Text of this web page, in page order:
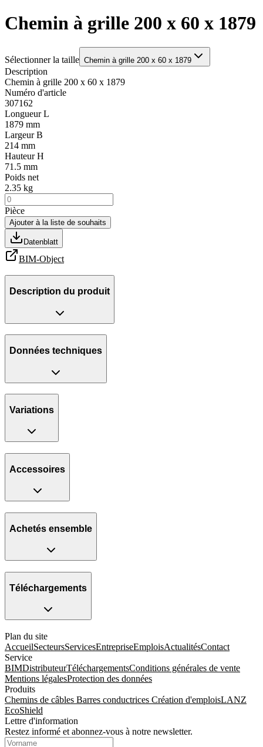
Chemin à grille 200 x 60 x 1879
Sélectionner la taille Chemin à grille 200 x 60 x 1879
Description
Chemin à grille 200 x 60 x 1879
Numéro d'article
307162
Longueur L
1879 mm
Largeur B
214 mm
Hauteur H
71.5 mm
Poids net
2.35 kg
Pièce
Ajouter à la liste de souhaits
Datenblatt
BIM-Object
Description du produit
Données techniques
Variations
Accessoires
Achetés ensemble
Téléchargements
Plan du site
AccueilSecteursServicesEntrepriseEmploisActualitésContact
Service
BIMDistributeurTéléchargementsConditions générales de vente
Mentions légalesProtection des données
Produits
Chemins de câbles Barres conductrices Création d'emploisLANZ
EcoShield
Lettre d'information
Restez informé et abonnez-vous à notre newsletter.